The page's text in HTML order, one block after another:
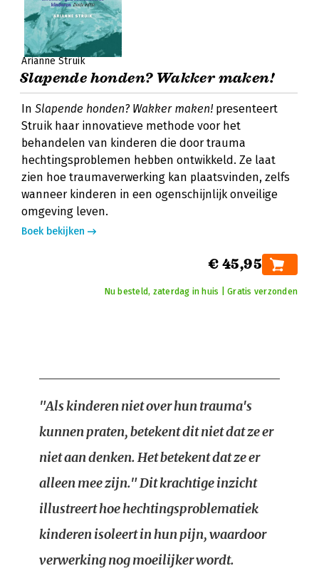
Arianne Struik
Slapende honden? Wakker maken!
In Slapende honden? Wakker maken! presenteert
Struik haar innovatieve methode voor het
behandelen van kinderen die door trauma
hechtingsproblemen hebben ontwikkeld. Ze laat
zien hoe traumaverwerking kan plaatsvinden, zelfs
wanneer kinderen in een ogenschijnlijk onveilige
omgeving leven.
Boek bekijken
€ 45,95
Nu besteld, zaterdag in huis | Gratis verzonden
"Als kinderen niet over hun trauma's
kunnen praten, betekent dit niet dat ze er
niet aan denken. Het betekent dat ze er
alleen mee zijn." Dit krachtige inzicht
illustreert hoe hechtingsproblematiek
kinderen isoleert in hun pijn, waardoor
verwerking nog moeilijker wordt.